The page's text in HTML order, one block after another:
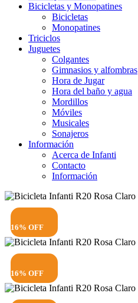
Bicicletas y Monopatines
Bicicletas
Monopatines
Triciclos
Juguetes
Colgantes
Gimnasios y alfombras
Hora de Jugar
Hora del baño y agua
Mordillos
Móviles
Musicales
Sonajeros
Información
Acerca de Infanti
Contacto
Información
16% OFF
16% OFF